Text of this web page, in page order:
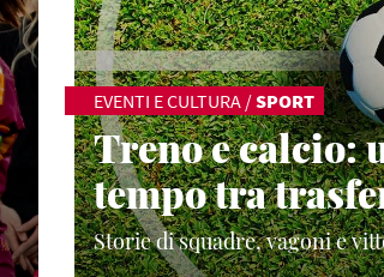
EVENTI E CULTURA /SPORT
Treno e calcio:
tempo tra
Storie di squadre, vagoni e